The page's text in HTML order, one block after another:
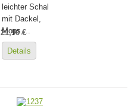
leichter Schal
mit Dackel,
Mops,...
21,90 €
Details